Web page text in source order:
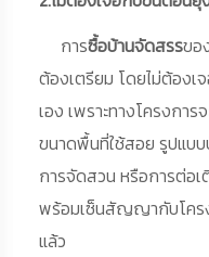
การซื้อบ้านจัดสรรขอ
ต้องเตรียม โดยไม่ต้อง
เอง เพราะทางโครงกา
ขนาดพื้นที่ใช้สอย รูปแบ
การจัดสวน หรือการต่อเ
พร้อมเซ็นสัญญากับโครง
แล้ว